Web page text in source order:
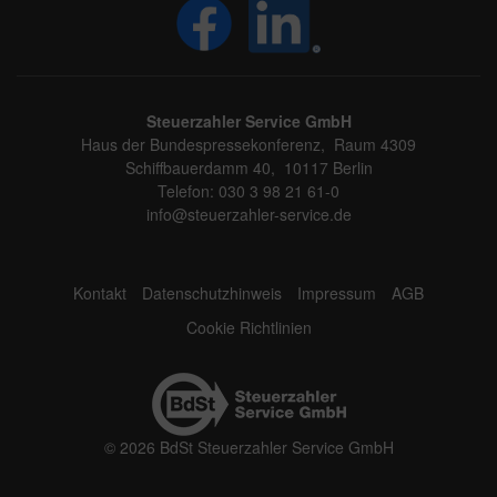
Steuerzahler Service GmbH
Haus der Bundespressekonferenz, Raum 4309
Schiffbauerdamm 40, 10117 Berlin
Telefon: 030 3 98 21 61-0
info@steuerzahler-service.de
Kontakt Datenschutzhinweis Impressum
AGB
Cookie Richtlinien
© 2026 BdSt Steuerzahler Service GmbH